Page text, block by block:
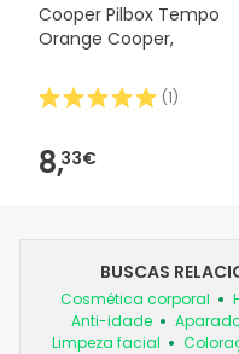
Cooper Pilbox Tempo
Orange Cooper,
(1)
8,33€
BUSCAS
Cosmética corporal
Anti-idade
Limpeza facial